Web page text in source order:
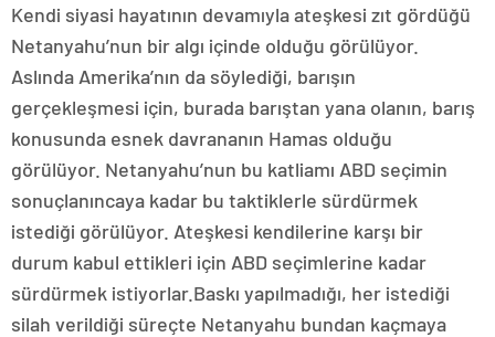
Kendi siyasi hayatının devamıyla ateşkesi zıt gördüğü
Netanyahu’nun bir algı içinde olduğu görülüyor.
Aslında Amerika’nın da söylediği, barışın
gerçekleşmesi için, burada barıştan yana olanın, barış
konusunda esnek davrananın Hamas olduğu
görülüyor. Netanyahu’nun bu katliamı ABD seçimin
sonuçlanıncaya kadar bu taktiklerle sürdürmek
istediği görülüyor. Ateşkesi kendilerine karşı bir
durum kabul ettikleri için ABD seçimlerine kadar
sürdürmek istiyorlar.Baskı yapılmadığı, her istediği
silah verildiği süreçte Netanyahu bundan kaçmaya